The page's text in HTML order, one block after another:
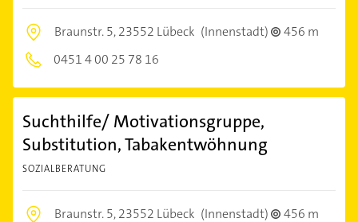
Braunstr. 5,23552 Lübeck (Innenstadt)
456 m
0451 4 00 25 78 16
Suchthilfe/ Motivationsgruppe,
Substitution, Tabakentwöhnung
SOZIALBERATUNG
Braunstr. 5,23552 Lübeck (Innenstadt)
456 m